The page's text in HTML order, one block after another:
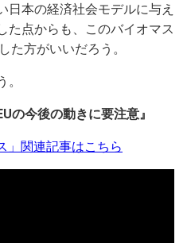
日本の経済社会モデルに与え
た点からも、このバイオマス
た方がいいだろう。
の今後の動きに要注意』
」関連記事はこちら